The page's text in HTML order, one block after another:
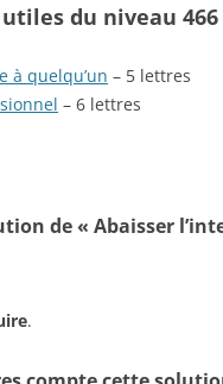
du niveau 466
à quelqu’un – 5 lettres
– 6 lettres
de « Abaisser
.